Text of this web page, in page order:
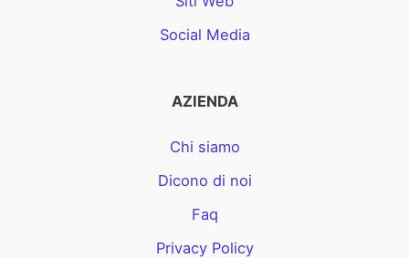
Social Media
AZIENDA
Chi siamo
Dicono di noi
Faq
Privacy Policy